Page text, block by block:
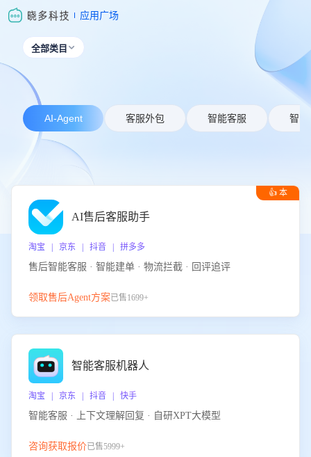
应用广场
全部类目 
AI-Agent 客服外包 智能客服 智能
👍 本
AI售后客服助手
淘宝 | 京东 | 抖音 | 拼多多
售后智能客服 · 智能建单 · 物流拦截 · 回评追评
领取售后Agent方案已售1699+
智能客服机器人
淘宝 | 京东 | 抖音 | 快手
智能客服 · 上下文理解回复 · 自研XPT大模型
咨询获取报价已售5999+